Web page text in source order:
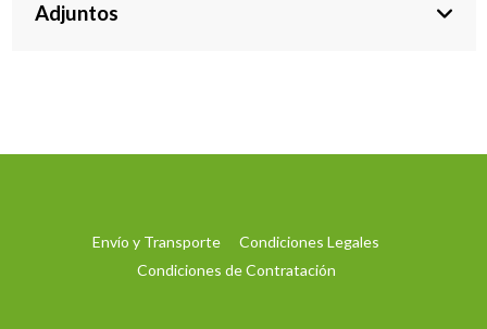
Adjuntos
Envío y Transporte
Condiciones Legales
Condiciones de Contratación